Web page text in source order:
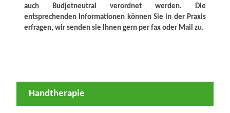
auch Budjetneutral verordnet werden. Die
entsprechenden Informationen können Sie in der Praxis
erfragen, wir senden sie Ihnen gern per fax oder Mail zu.
Handtherapie